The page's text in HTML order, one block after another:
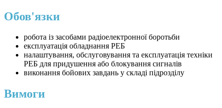
Обов'язки
робота із засобами радіоелектронної боротьби
експлуатація обладнання РЕБ
налаштування, обслуговування та експлуатація техніки
РЕБ для придушення або блокування сигналів
виконання бойових завдань у складі підрозділу
Вимоги